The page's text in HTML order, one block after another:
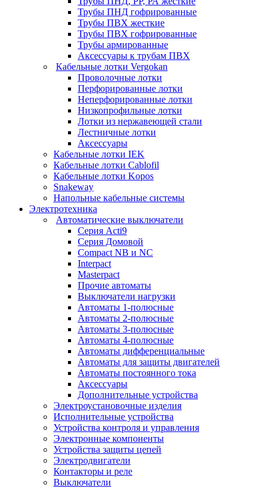
Трубы ПНД гофрированные
Трубы ПВХ жесткие
Трубы ПВХ гофрированные
Трубы армированные
Аксессуары к трубам ПВХ
Кабельные лотки Vergokan
Проволочные лотки
Перфорированные лотки
Неперфорированные лотки
Низкопрофильные лотки
Лотки из нержавеющей стали
Лестничные лотки
Аксессуары
Кабельные лотки IEK
Кабельные лотки Cablofil
Кабельные лотки Kopos
Snakeway
Напольные кабельные системы
Электротехника
Автоматические выключатели
Серия Acti9
Серия Домовой
Compact NB и NC
Interpact
Masterpact
Прочие автоматы
Выключатели нагрузки
Автоматы 1-полюсные
Автоматы 2-полюсные
Автоматы 3-полюсные
Автоматы 4-полюсные
Автоматы дифференциальные
Автоматы для защиты двигателей
Автоматы постоянного тока
Аксессуары
Дополнительные устройства
Электроустановочные изделия
Исполнительные устройства
Устройства контроля и управления
Электронные компоненты
Устройства защиты цепей
Электродвигатели
Контакторы и реле
Выключатели